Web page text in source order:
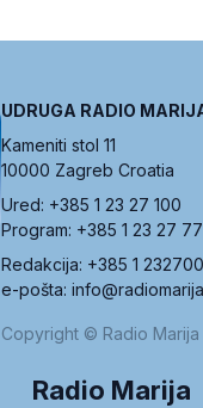
UDRUGA RADIO
Kameniti stol 11
10000 Zagreb Croatia
Ured: +385 1 23 27 100
Program: +385 1 23 27
Redakcija: +385 1
e-pošta:
Copyright © Radio
Radio Marija